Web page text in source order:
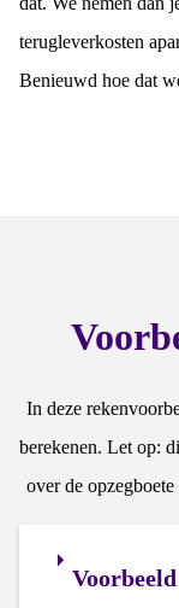
terugleverkosten
Benieuwd hoe dat
In deze
berekenen. Let op:
over de